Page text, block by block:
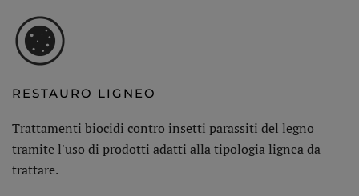
RESTAURO LIGNEO
Trattamenti biocidi contro insetti parassiti del legno
tramite l'uso di prodotti adatti alla tipologia lignea da
trattare.